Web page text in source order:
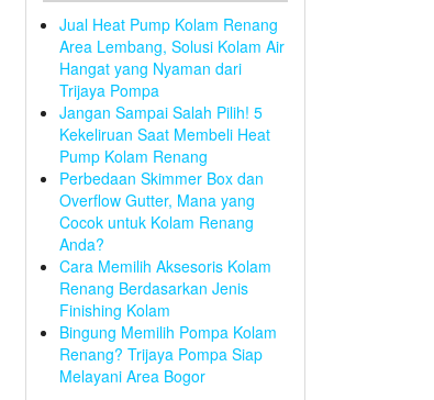
Jual Heat Pump Kolam Renang
Area Lembang, Solusi Kolam Air
Hangat yang Nyaman dari
Trijaya Pompa
Jangan Sampai Salah Pilih! 5
Kekeliruan Saat Membeli Heat
Pump Kolam Renang
Perbedaan Skimmer Box dan
Overflow Gutter, Mana yang
Cocok untuk Kolam Renang
Anda?
Cara Memilih Aksesoris Kolam
Renang Berdasarkan Jenis
Finishing Kolam
Bingung Memilih Pompa Kolam
Renang? Trijaya Pompa Siap
Melayani Area Bogor